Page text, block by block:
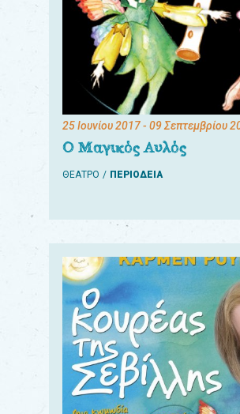
25 Ιουνίου 2017- 09 Σεπτεμβρίου
Ο Μαγικός Αυλός
ΘΕΑΤΡΟ ΠΕΡΙΟΔΕΙΑ